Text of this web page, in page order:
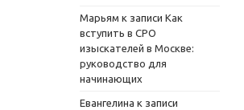
Марьям к записи Как
вступить в СРО
изыскателей в Москве:
руководство для
начинающих
Евангелина к записи